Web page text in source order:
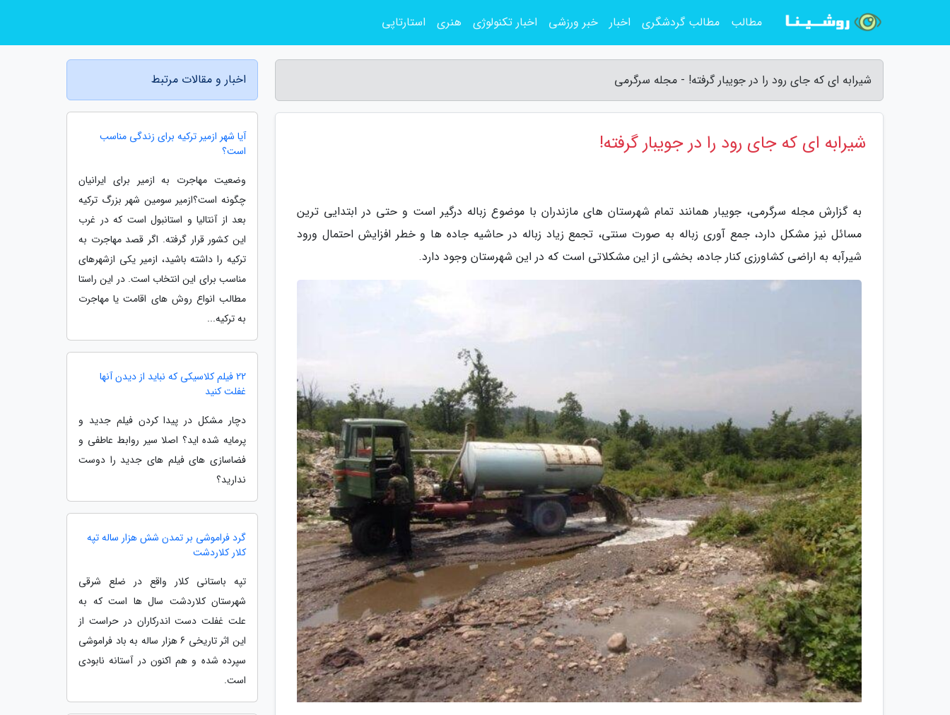
شیرابه ای که جای رود را در جویبار گرفته! - مجله سرگرمی
شیرابه ای که جای رود را در جویبار گرفته!
به گزارش مجله سرگرمی، جویبار همانند تمام شهرستان های مازندران با موضوع زباله درگیر است و حتی در ابتدایی ترین
مسائل نیز مشکل دارد، جمع آوری زباله به صورت سنتی، تجمع زیاد زباله در حاشیه جاده ها و خطر افزایش احتمال ورود
شیرآبه به اراضی کشاورزی کنار جاده، بخشی از این مشکلاتی است که در این شهرستان وجود دارد.
اخبار و مقالات مرتبط
آیا شهر ازمیر ترکیه برای زندگی مناسب
است؟
وضعیت مهاجرت به ازمیر برای ایرانیان
چگونه است؟ازمیر سومین شهر بزرگ ترکیه
بعد از آنتالیا و استانبول است که در غرب
این کشور قرار گرفته. اگر قصد مهاجرت به
ترکیه را داشته باشید، ازمیر یکی ازشهرهای
مناسب برای این انتخاب است. در این راستا
مطالب انواع روش های اقامت یا مهاجرت
به ترکیه...
22 فیلم کلاسیکی که نباید از دیدن آنها
غفلت کنید
دچار مشکل در پیدا کردن فیلم جدید و
پرمایه شده اید؟ اصلا سیر روابط عاطفی و
فضاسازی های فیلم های جدید را دوست
ندارید؟
گرد فراموشی بر تمدن شش هزار ساله تپه
کلار کلاردشت
تپه باستانی کلار واقع در ضلع شرقی
شهرستان کلاردشت سال ها است که به
علت غفلت دست اندرکاران در حراست از
این اثر تاریخی 6 هزار ساله به باد فراموشی
سپرده شده و هم اکنون در آستانه نابودی
است.
مطالب مطالب گردشگری اخبار خبر ورزشی اخبار تکنولوژی هنری استارتاپی